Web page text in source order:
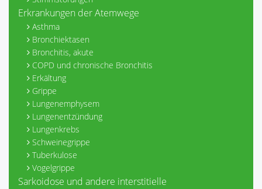
Erkrankungen der Atemwege
Asthma
Bronchiektasen
Bronchitis, akute
COPD und chronische Bronchitis
Erkältung
Grippe
Lungenemphysem
Lungenentzündung
Lungenkrebs
Schweinegrippe
Tuberkulose
Vogelgrippe
Sarkoidose und andere interstitielle